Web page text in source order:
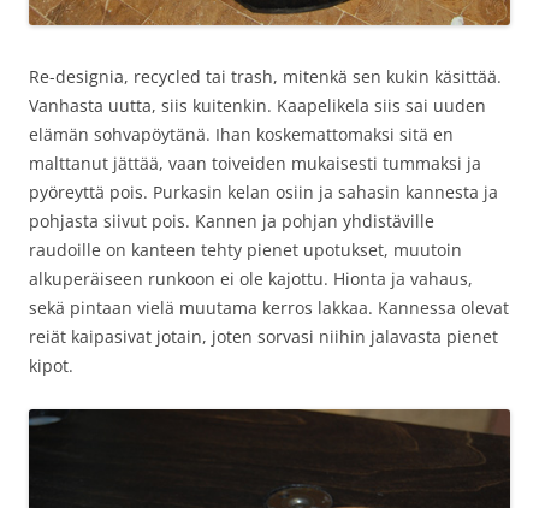
Re-designia, recycled tai trash, mitenkä sen kukin käsittää.
Vanhasta uutta, siis kuitenkin. Kaapelikela siis sai uuden
elämän sohvapöytänä. Ihan koskemattomaksi sitä en
malttanut jättää, vaan toiveiden mukaisesti tummaksi ja
pyöreyttä pois. Purkasin kelan osiin ja sahasin kannesta ja
pohjasta siivut pois. Kannen ja pohjan yhdistäville
raudoille on kanteen tehty pienet upotukset, muutoin
alkuperäiseen runkoon ei ole kajottu. Hionta ja vahaus,
sekä pintaan vielä muutama kerros lakkaa. Kannessa olevat
reiät kaipasivat jotain, joten sorvasi niihin jalavasta pienet
kipot.